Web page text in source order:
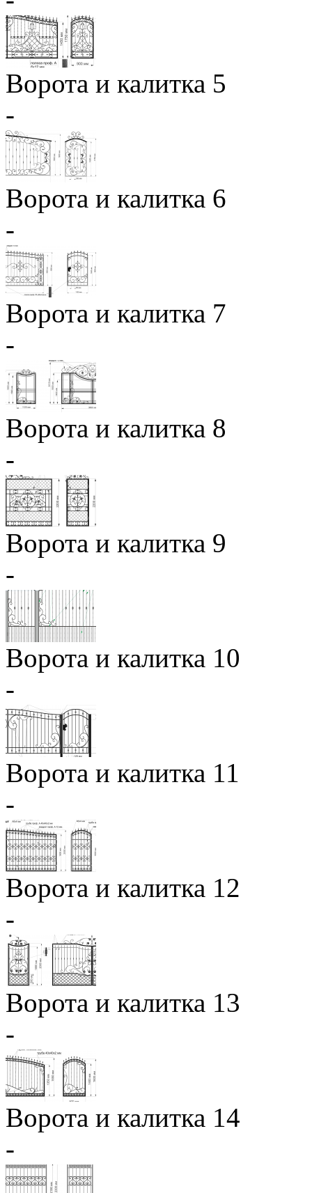
Ворота и калитка 5
-
Ворота и калитка 6
-
Ворота и калитка 7
-
Ворота и калитка 8
-
Ворота и калитка 9
-
Ворота и калитка 10
-
Ворота и калитка 11
-
Ворота и калитка 12
-
Ворота и калитка 13
-
Ворота и калитка 14
-